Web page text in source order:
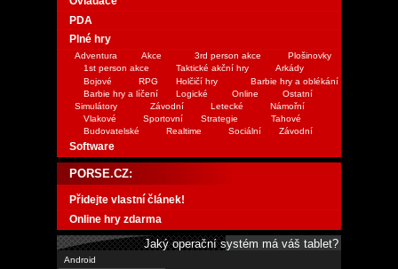
PDA
Plné hry
Adventura Akce 3rd person akce
Plošinovky
1st person akce
Taktické akční hry
Arkády
Bojové
RPG Holčičí hry
Barbie hry a oblékání
Barbie hry a líčení
Logické Online
Ostatní
Simulátory
Závodní Letecké
Námořní
Vlakové
Sportovní Strategie
Tahové
Budovatelské
Realtime Sociální Závodní
Software
PORSE.CZ:
Přidejte vlastní článek!
Online hry zdarma
Jaký operační systém má váš tablet?